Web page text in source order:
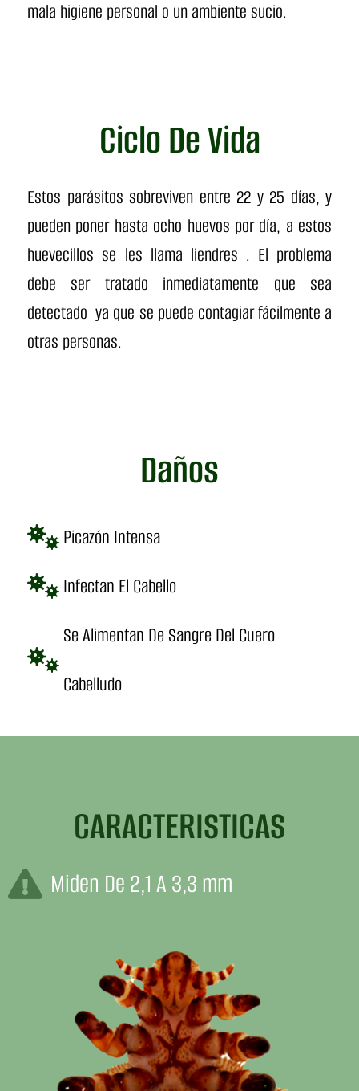
mala higiene personal o un ambiente sucio.
Ciclo De Vida
Estos parásitos sobreviven entre 22 y 25 días, y
pueden poner hasta ocho huevos por día, a estos
huevecillos se les llama liendres . El problema
debe ser tratado inmediatamente que sea
detectado ya que se puede contagiar fácilmente a
otras personas.
Daños
Picazón Intensa
Infectan El Cabello
Se Alimentan De Sangre Del Cuero
Cabelludo
CARACTERISTICAS
Miden De 2,1 A 3,3 mm